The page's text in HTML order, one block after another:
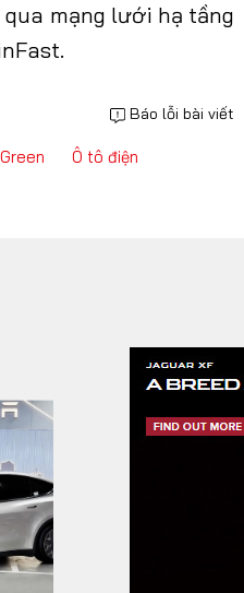
mạng lưới hạ tầng
Báo lỗi bài viết
Ô tô điện